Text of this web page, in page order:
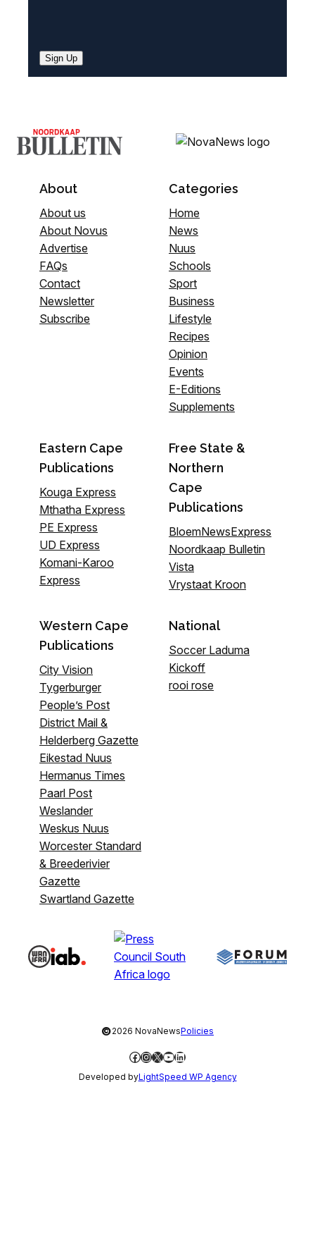
Sign Up
About
About us
About Novus
Advertise
FAQs
Contact
Newsletter
Subscribe
Categories
Home
News
Nuus
Schools
Sport
Business
Lifestyle
Recipes
Opinion
Events
E-Editions
Supplements
Eastern Cape
Publications
Kouga Express
Mthatha Express
PE Express
UD Express
Komani-Karoo
Express
Free State &
Northern
Cape
Publications
BloemNewsExpress
Noordkaap Bulletin
Vista
Vrystaat Kroon
Western Cape
Publications
City Vision
Tygerburger
People’s Post
District Mail &
Helderberg Gazette
Eikestad Nuus
Hermanus Times
Paarl Post
Weslander
Weskus Nuus
Worcester Standard
& Breederivier
Gazette
Swartland Gazette
National
Soccer Laduma
Kickoff
rooi rose
©2026 NovaNewsPolicies
Facebook
Instagram
X YouTube
LinkedIn
Developed byLightSpeed WP Agency